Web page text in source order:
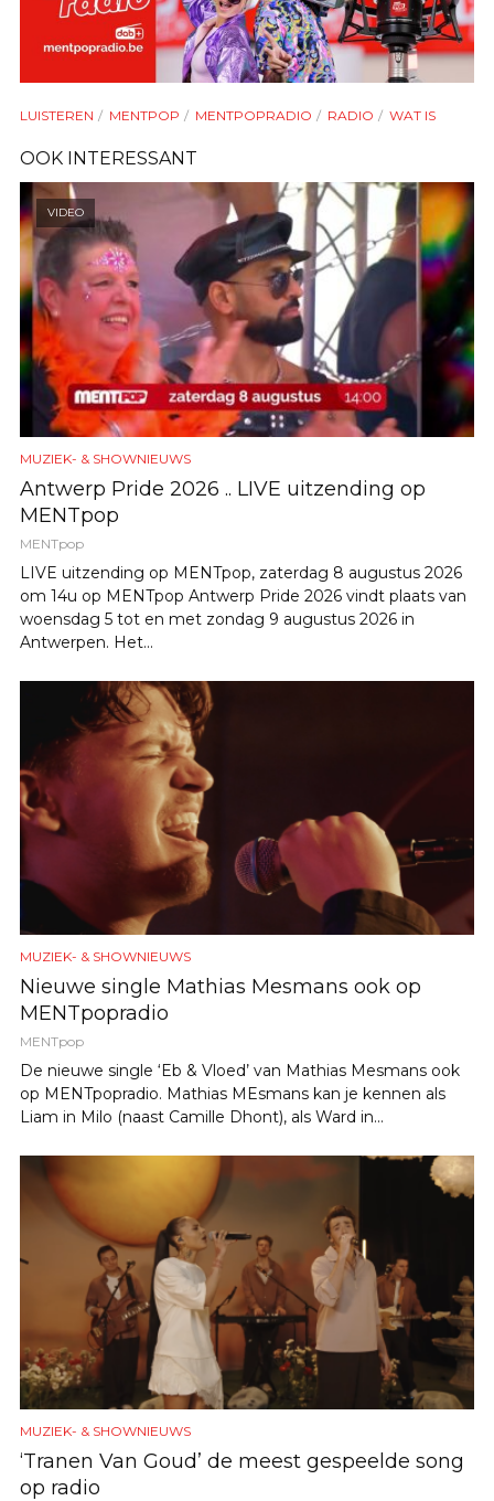
LUISTEREN MENTPOP MENTPOPRADIO RADIO WAT IS
OOK INTERESSANT
VIDEO
MUZIEK- & SHOWNIEUWS
Antwerp Pride 2026 .. LIVE uitzending op
MENTpop
MENTpop
LIVE uitzending op MENTpop, zaterdag 8 augustus 2026
om 14u op MENTpop Antwerp Pride 2026 vindt plaats van
woensdag 5 tot en met zondag 9 augustus 2026 in
Antwerpen. Het...
MUZIEK- & SHOWNIEUWS
Nieuwe single Mathias Mesmans ook op
MENTpopradio
MENTpop
De nieuwe single ‘Eb & Vloed’ van Mathias Mesmans ook
op MENTpopradio. Mathias MEsmans kan je kennen als
Liam in Milo (naast Camille Dhont), als Ward in...
MUZIEK- & SHOWNIEUWS
‘Tranen Van Goud’ de meest gespeelde song
op radio